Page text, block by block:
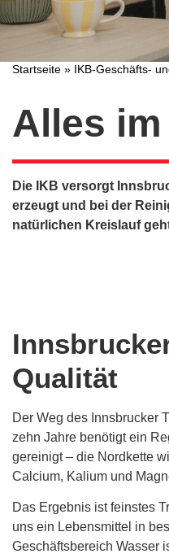
Startseite » IKB-Geschäfts-
Alles
Die IKB versorgt
erzeugt und bei der
natürlichen Kreislauf
Qualität
Der Weg des Innsbrucker
zehn Jahre benötigt ein
gereinigt – die Nordkette
Calcium, Kalium und
Das Ergebnis ist feinstes
uns ein Lebensmittel in
Geschäftsbereich Wasser